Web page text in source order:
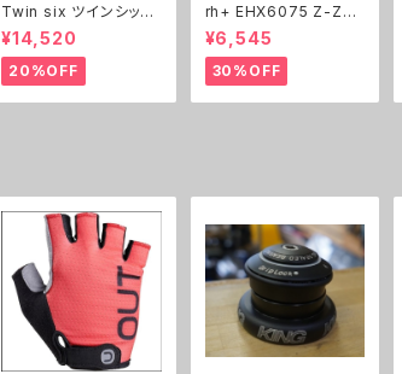
Twin six ツインシック
ス ジャージ The BK
B
¥14,520
20%OFF
rh+ EHX6075 Z-Zer
o ヘルメット
¥6,545
30%OFF